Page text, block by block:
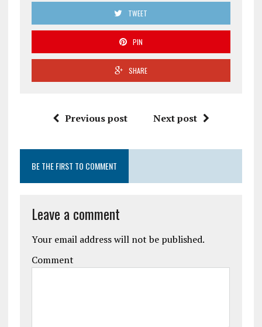
TWEET
PIN
SHARE
Previous post Next post
BE THE FIRST TO COMMENT
Leave a comment
Your email address will not be published.
Comment